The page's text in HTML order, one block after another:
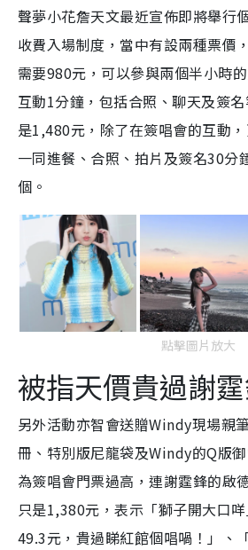
聲夢小花詹天文最近宣佈即將舉行
收費入場制度，當中有設兩種票價
需要980元，可以參與兩個半小時
互動1分鐘，包括合照、聊天及簽
是1,480元，除了在簽唱會的互動
一同進餐、合照、拍片及簽名30分
個。
點擊圖片放大
被指天價貴過謝
另外活動亦智會送贈Windy現場親
冊、特別版尼龍袋及Windy的Q版
為簽唱會門票過高，連謝霆鋒的啟
只是1,380元，表示「獅子開大口
49.3元，貴過睇紅館個唱喎！」、